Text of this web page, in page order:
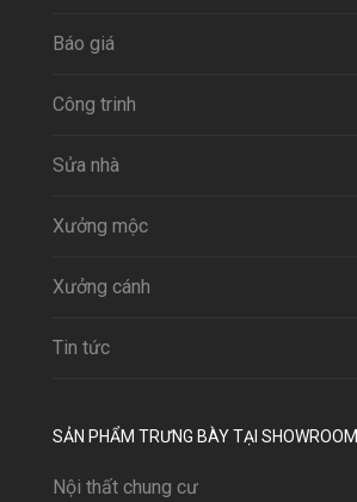
Báo giá
Công trinh
Sửa nhà
Xưởng mộc
Xưởng cánh
Tin tức
SẢN PHẨM TRƯNG BÀY TẠI SHOWROOM
Nội thất chung cư